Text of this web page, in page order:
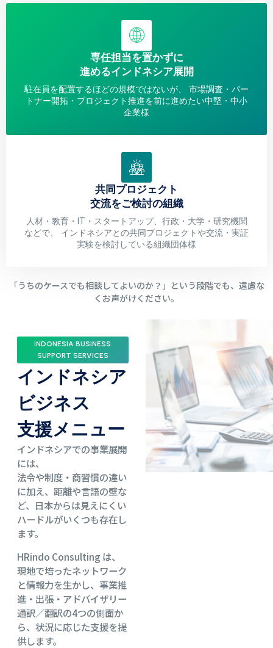
専任担当を置かずに
進めるインドネシア展開
駐在員を配置するほどの規模ではないが、 市場調査・パー
トナー開拓・プロジェクト推進を前に進めたい中堅・中小
企業様
共同プロジェクト
交流をご検討の組織
人材・教育・IT・スタートアップ、行政・大学・研究機関
などで、 インドネシアとの共同プロジェクトや交流・実証
実験を検討している組織団体様
「うちのケースでも相談してよいのか？」という段階でも、遠慮な
くお声がけください。
INDONESIA BUSINESS
SUPPORT SERVICES
インドネシア
ビジネス
支援メニュー
インドネシアでの事業展開
には、
法令や制度・商習慣の違い
に加え、距離や言語の壁な
ど、日本からは見えにくい
ハードルがいくつも存在し
ます。
HRindo Consulting は、
現地で培ったネットワーク
と情報力を生かし、事業推
進・出張・アドバイザリー
通訳／翻訳の4つの側面か
ら、状況に応じた支援を提
供します。